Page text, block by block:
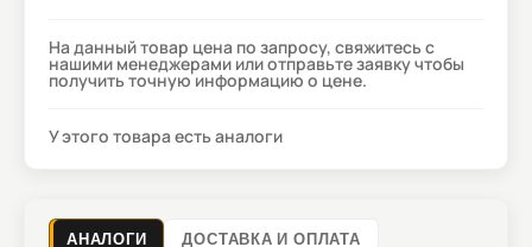
На данный товар цена по запросу, свяжитесь с
нашими менеджерами или отправьте заявку чтобы
получить точную информацию о цене.
У этого товара есть аналоги
АНАЛОГИ ДОСТАВКА И ОПЛАТА